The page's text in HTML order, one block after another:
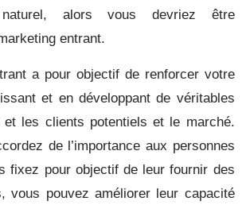
naturel, alors vous devriez être
entrant.
a pour objectif de renforcer votre
et en développant de véritables
et les clients potentiels et le marché.
de l’importance aux personnes
fixez pour objectif de leur fournir des
vous pouvez améliorer leur capacité